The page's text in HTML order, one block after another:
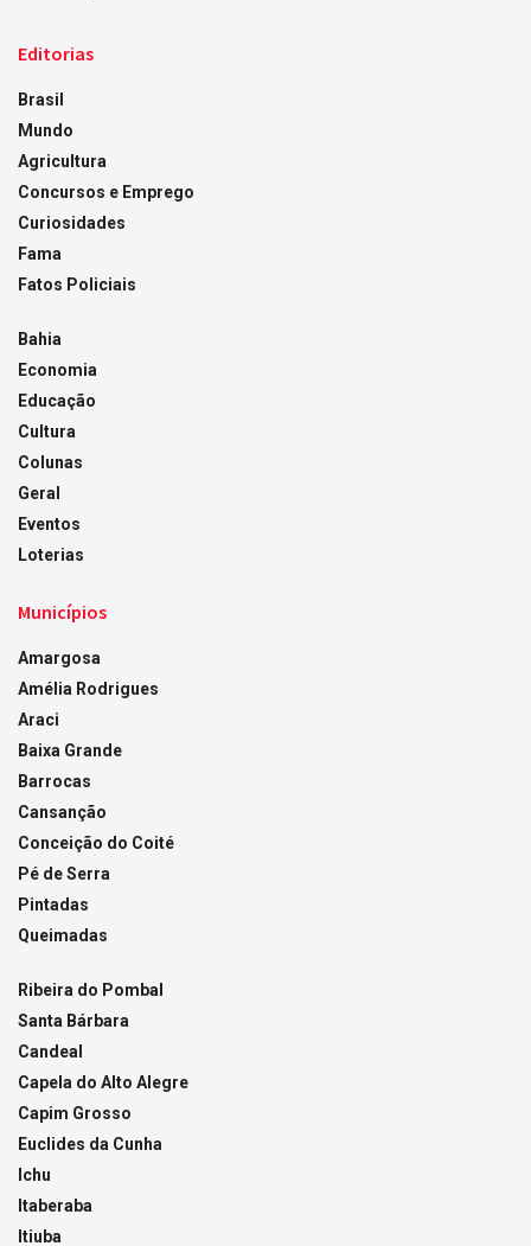
Editorias
Brasil
Mundo
Agricultura
Concursos e Emprego
Curiosidades
Fama
Fatos Policiais
Bahia
Economia
Educação
Cultura
Colunas
Geral
Eventos
Loterias
Municípios
Amargosa
Amélia Rodrigues
Araci
Baixa Grande
Barrocas
Cansanção
Conceição do Coité
Pé de Serra
Pintadas
Queimadas
Ribeira do Pombal
Santa Bárbara
Candeal
Capela do Alto Alegre
Capim Grosso
Euclides da Cunha
Ichu
Itaberaba
Itiuba